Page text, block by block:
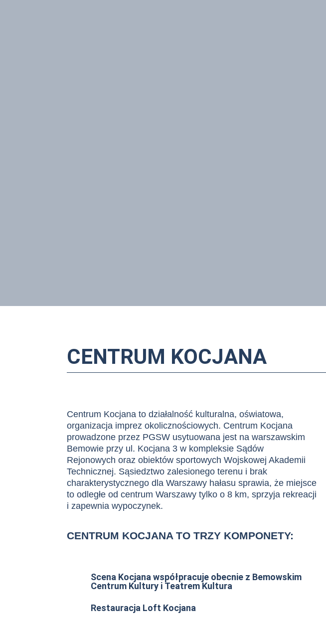
CENTRUM KOCJANA
Centrum Kocjana to działalność kulturalna, oświatowa,
organizacja imprez okolicznościowych. Centrum Kocjana
prowadzone przez PGSW usytuowana jest na warszawskim
Bemowie przy ul. Kocjana 3 w kompleksie Sądów
Rejonowychoraz obiektów sportowych Wojskowej Akademii
Technicznej. Sąsiedztwo zalesionego terenu i brak
charakterystycznego dla Warszawy hałasu sprawia, że miejsce
to odległe od centrum Warszawy tylko o 8 km, sprzyja rekreacji
i zapewnia wypoczynek.
CENTRUM KOCJANA TO TRZY KOMPONETY:
Scena Kocjana współpracuje obecnie z Bemowskim
Centrum Kultury i Teatrem Kultura
Restauracja Loft Kocjana